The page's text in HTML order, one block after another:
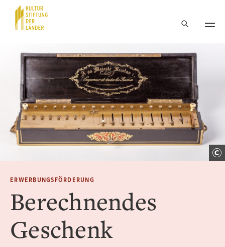
Hauptnavigation
ERWERBUNGSFÖRDERUNG
Berechnendes
Geschenk